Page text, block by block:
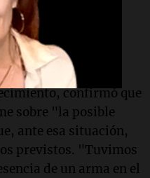
continuaba
la Provincia de
confirmó que
sobre "la posible
ante esa situación,
previstos. "Tuvimos
de un arma en el